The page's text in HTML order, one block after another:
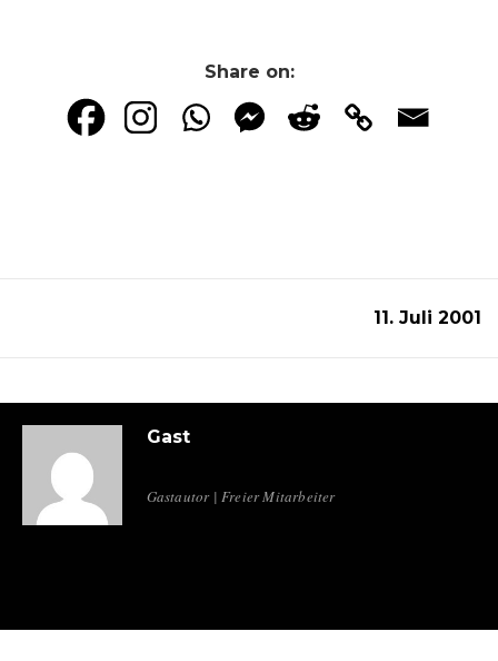
Share on:
11. Juli 2001
Gast
Gastautor | Freier Mitarbeiter